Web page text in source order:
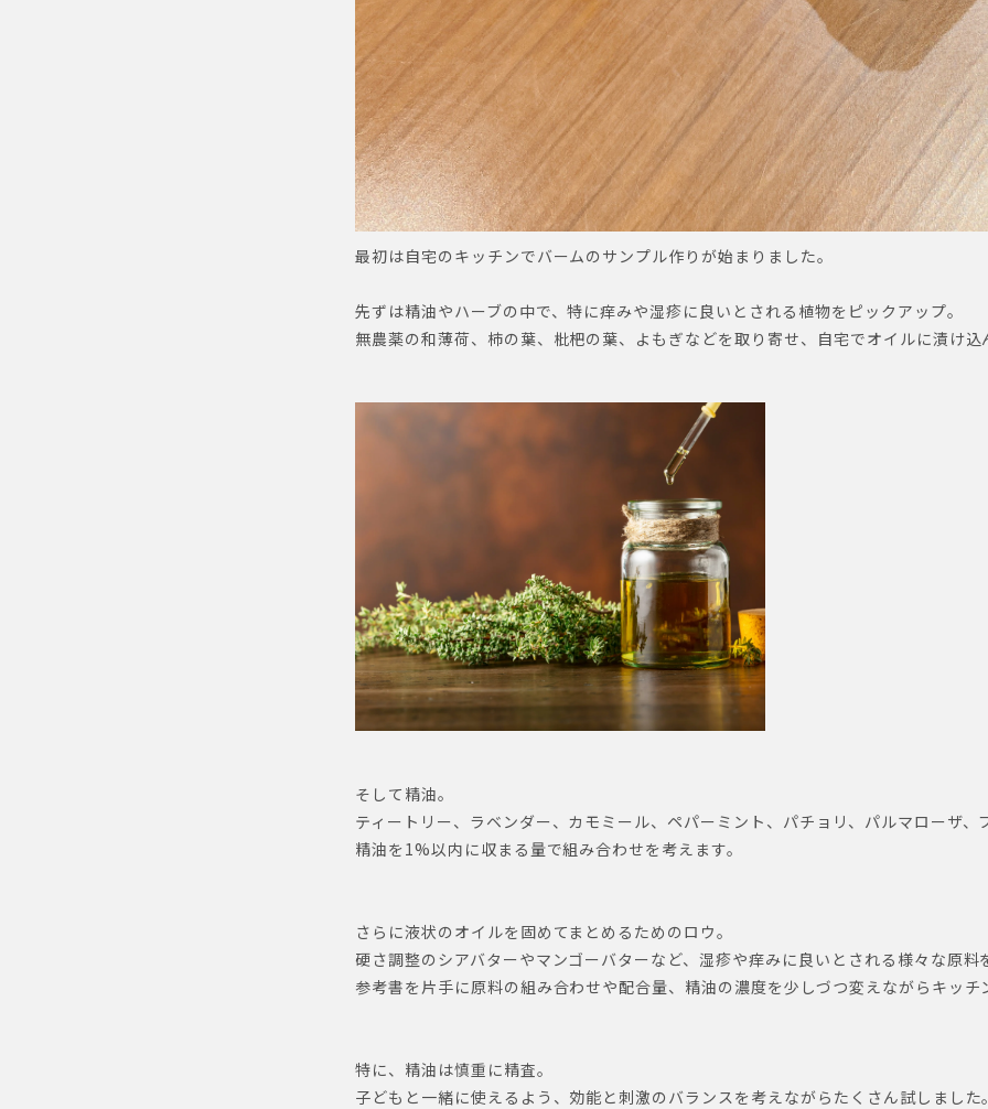
最初は自宅のキッチンでバームのサンプル作りが始まりました。
先ずは精油やハーブの中で、特に痒みや湿疹に良いとされる植物をピックアップ。
無農薬の和薄荷、柿の葉、枇杷の葉、よもぎなどを取り寄せ、自宅でオイルに漬け込
そして精油。
ティートリー、ラベンダー、カモミール、ペパーミント、パチョリ、パルマローザ
精油を1%以内に収まる量で組み合わせを考えます。
さらに液状のオイルを固めてまとめるためのロウ。
硬さ調整のシアバターやマンゴーバターなど、湿疹や痒みに良いとされる様々な原料
参考書を片手に原料の組み合わせや配合量、精油の濃度を少しづつ変えながらキッチ
特に、精油は慎重に精査。
子どもと一緒に使えるよう、効能と刺激のバランスを考えながらたくさん試しまし